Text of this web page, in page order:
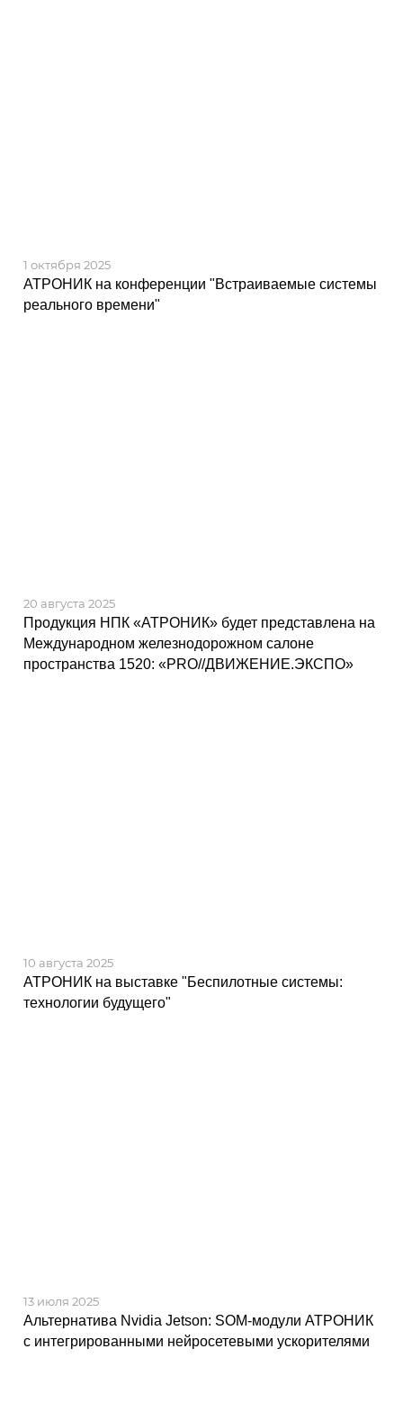
АТРОНИК на конференции "Встраиваемые системы
реального времени"
1 октября 2025
Продукция НПК «АТРОНИК» будет представлена на
Международном железнодорожном салоне
пространства 1520: «PRO//ДВИЖЕНИЕ.ЭКСПО »
20 августа 2025
АТРОНИК на выставке "Беспилотные системы:
технологии будущего"
10 августа 2025
Альтернатива Nvidia Jetson: SOM-модули АТРОНИК
с интегрированными нейросетевыми ускорителями
13 июля 2025